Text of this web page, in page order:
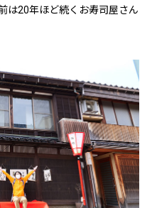
は20年ほど続くお寿司屋さん